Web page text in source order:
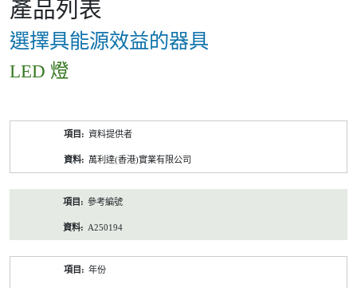
產品列表
選擇具能源效益的器具
LED 燈
資料提供者
萬利達(香港)實業有限公司
參考編號
A250194
年份